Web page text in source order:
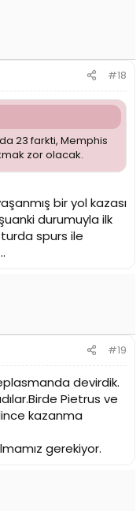
#18
23 farkti, Memphis
zor olacak.
bir yol kazası
durumuyla ilk
spurs ile
#19
devirdik.
Pietrus ve
kazanma
gerekiyor.